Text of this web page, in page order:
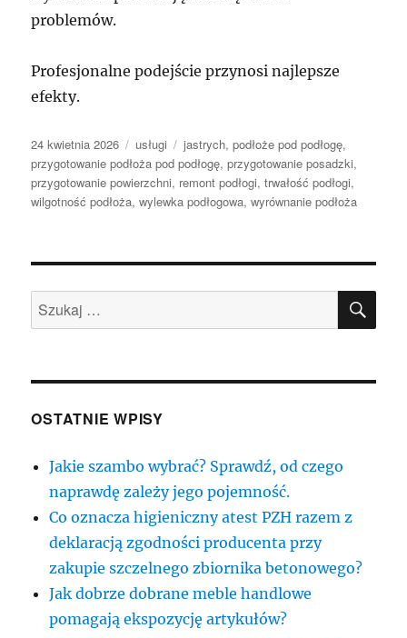
problemów.
Profesjonalne podejście przynosi najlepsze
efekty.
Data
publikacji
24 kwietnia 2026 Kategorie
usługi Tagi
jastrych,podłoże pod podłogę,
przygotowanie podłoża pod podłogę,przygotowanie posadzki,
przygotowanie powierzchni, remont podłogi,trwałość podłogi,
wilgotność podłoża,wylewka podłogowa,wyrównanie podłoża
Szukaj:
OSTATNIE WPISY
Jakie szambo wybrać? Sprawdź, od czego
naprawdę zależy jego pojemność.
Co oznacza higieniczny atest PZH razem z
deklaracją zgodności producenta przy
zakupie szczelnego zbiornika betonowego?
Jak dobrze dobrane meble handlowe
pomagają ekspozycję artykułów?